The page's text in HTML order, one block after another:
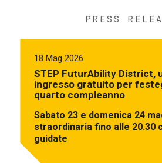
PRESS
18 Mag 2026
STEP FuturAbility District,
ingresso gratuito per
quarto compleanno
Sabato 23 e domenica 24
straordinaria fino alle 20.30
guidate